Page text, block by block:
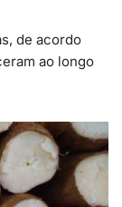
de acordo
ao longo